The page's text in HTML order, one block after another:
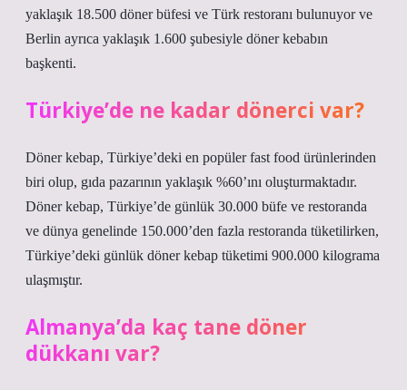
yaklaşık 18.500 döner büfesi ve Türk restoranı bulunuyor ve
Berlin ayrıca yaklaşık 1.600 şubesiyle döner kebabın
başkenti.
Türkiye’de ne kadar dönerci var?
Döner kebap, Türkiye’deki en popüler fast food ürünlerinden
biri olup, gıda pazarının yaklaşık %60’ını oluşturmaktadır.
Döner kebap, Türkiye’de günlük 30.000 büfe ve restoranda
ve dünya genelinde 150.000’den fazla restoranda tüketilirken,
Türkiye’deki günlük döner kebap tüketimi 900.000 kilograma
ulaşmıştır.
Almanya’da kaç tane döner
dükkanı var?